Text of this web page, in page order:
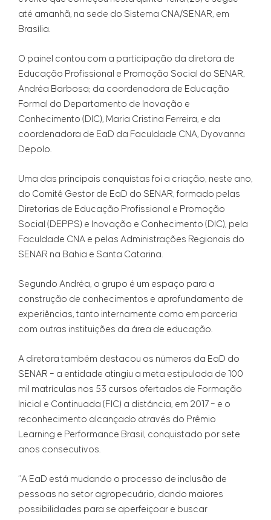
até amanhã, na sede do Sistema CNA/SENAR, em
Brasília.
O painel contou com a participação da diretora de
Educação Profissional e Promoção Social do SENAR,
Andréa Barbosa; da coordenadora de Educação
Formal do Departamento de Inovação e
Conhecimento (DIC), Maria Cristina Ferreira, e da
coordenadora de EaD da Faculdade CNA, Dyovanna
Depolo.
Uma das principais conquistas foi a criação, neste ano,
do Comitê Gestor de EaD do SENAR, formado pelas
Diretorias de Educação Profissional e Promoção
Social (DEPPS) e Inovação e Conhecimento (DIC), pela
Faculdade CNA e pelas Administrações Regionais do
SENAR na Bahia e Santa Catarina.
Segundo Andréa, o grupo é um espaço para a
construção de conhecimentos e aprofundamento de
experiências, tanto internamente como em parceria
com outras instituições da área de educação.
A diretora também destacou os números da EaD do
SENAR – a entidade atingiu a meta estipulada de 100
mil matrículas nos 53 cursos ofertados de Formação
Inicial e Continuada (FIC) a distância, em 2017 – e o
reconhecimento alcançado através do Prêmio
Learning e Performance Brasil, conquistado por sete
anos consecutivos.
“A EaD está mudando o processo de inclusão de
pessoas no setor agropecuário, dando maiores
possibilidades para se aperfeiçoar e buscar